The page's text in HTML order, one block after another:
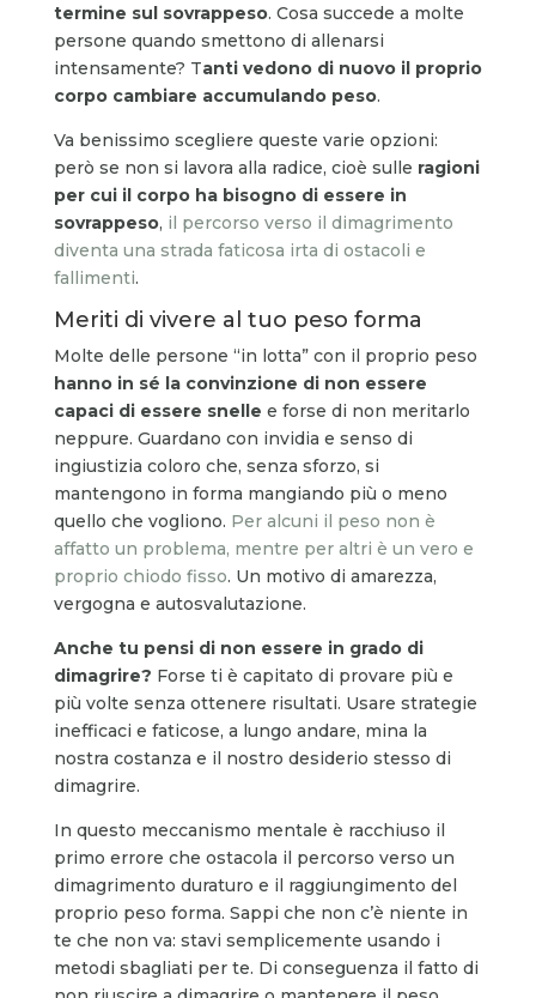
termine sul sovrappeso. Cosa succede a molte
persone quando smettono di allenarsi
intensamente? Tanti vedono di nuovo il proprio
corpo cambiare accumulando peso.
Va benissimo scegliere queste varie opzioni:
però se non si lavora alla radice, cioè sulle ragioni
per cui il corpo ha bisogno di essere in
sovrappeso, il percorso verso il dimagrimento
diventa una strada faticosa irta di ostacoli e
fallimenti.
Meriti di vivere al tuo peso forma
Molte delle persone “in lotta” con il proprio peso
hanno in sé la convinzione di non essere
capaci di essere snelle e forse di non meritarlo
neppure. Guardano con invidia e senso di
ingiustizia coloro che, senza sforzo, si
mantengono in forma mangiando più o meno
quello che vogliono. Per alcuni il peso non è
affatto un problema, mentre per altri è un vero e
proprio chiodo fisso. Un motivo di amarezza,
vergogna e autosvalutazione.
Anche tu pensi di non essere in grado di
dimagrire? Forse ti è capitato di provare più e
più volte senza ottenere risultati. Usare strategie
inefficaci e faticose, a lungo andare, mina la
nostra costanza e il nostro desiderio stesso di
dimagrire.
In questo meccanismo mentale è racchiuso il
primo errore che ostacola il percorso verso un
dimagrimento duraturo e il raggiungimento del
proprio peso forma. Sappi che non c’è niente in
te che non va: stavi semplicemente usando i
metodi sbagliati per te. Di conseguenza il fatto di